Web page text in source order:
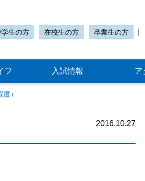
学生の方 在校生の方 卒業生の方
フ 入試情報 ア
）
2016.10.27